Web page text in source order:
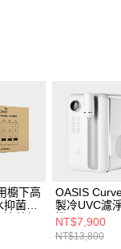
櫥下高
菌淨
芯組
OASIS
製冷UVC濾淨
機
NT$7,900
NT$13,800